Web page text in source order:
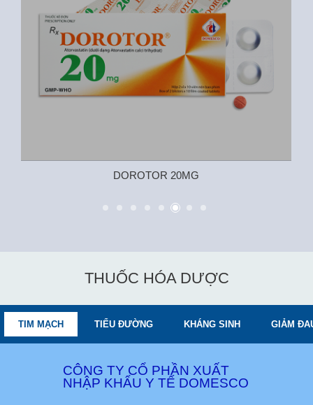
DOROTOR 20MG
THUỐC HÓA DƯỢC
TIM MẠCH TIỂU ĐƯỜNG KHÁNG SINH GIẢM
CÔNG TY CỔ PHẦN XUẤT
NHẬP KHẨU Y TẾ DOMESCO